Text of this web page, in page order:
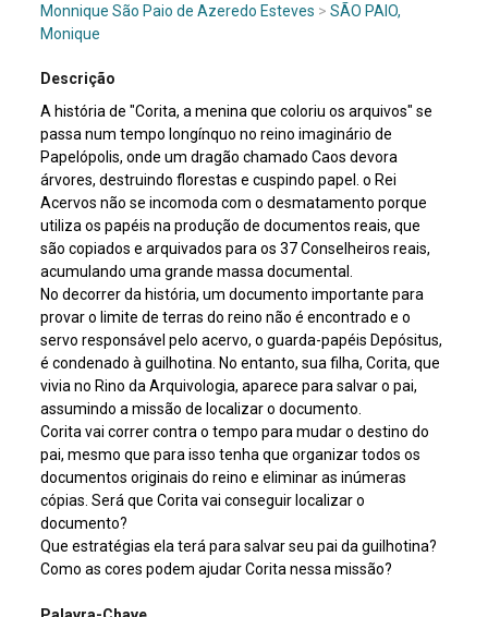
Monnique São Paio de Azeredo Esteves >SÃO PAIO,
Monique
Descrição
A história de "Corita, a menina que coloriu os arquivos" se
passa num tempo longínquo no reino imaginário de
Papelópolis, onde um dragão chamado Caos devora
árvores, destruindo florestas e cuspindo papel. o Rei
Acervos não se incomoda com o desmatamento porque
utiliza os papéis na produção de documentos reais, que
são copiados e arquivados para os 37 Conselheiros reais,
acumulando uma grande massa documental.
No decorrer da história, um documento importante para
provar o limite de terras do reino não é encontrado e o
servo responsável pelo acervo, o guarda-papéis Depósitus,
é condenado à guilhotina. No entanto, sua filha, Corita, que
vivia no Rino da Arquivologia, aparece para salvar o pai,
assumindo a missão de localizar o documento.
Corita vai correr contra o tempo para mudar o destino do
pai, mesmo que para isso tenha que organizar todos os
documentos originais do reino e eliminar as inúmeras
cópias. Será que Corita vai conseguir localizar o
documento?
Que estratégias ela terá para salvar seu pai da guilhotina?
Como as cores podem ajudar Corita nessa missão?